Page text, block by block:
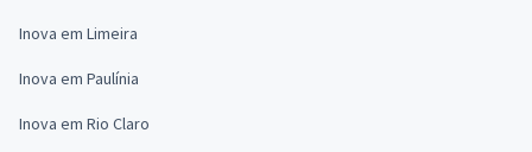
Inova em Limeira
Inova em Paulínia
Inova em Rio Claro